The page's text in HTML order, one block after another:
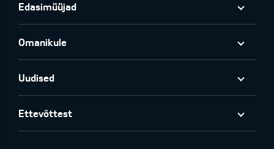
Edasimüüjad
Omanikule
Uudised
Ettevõttest